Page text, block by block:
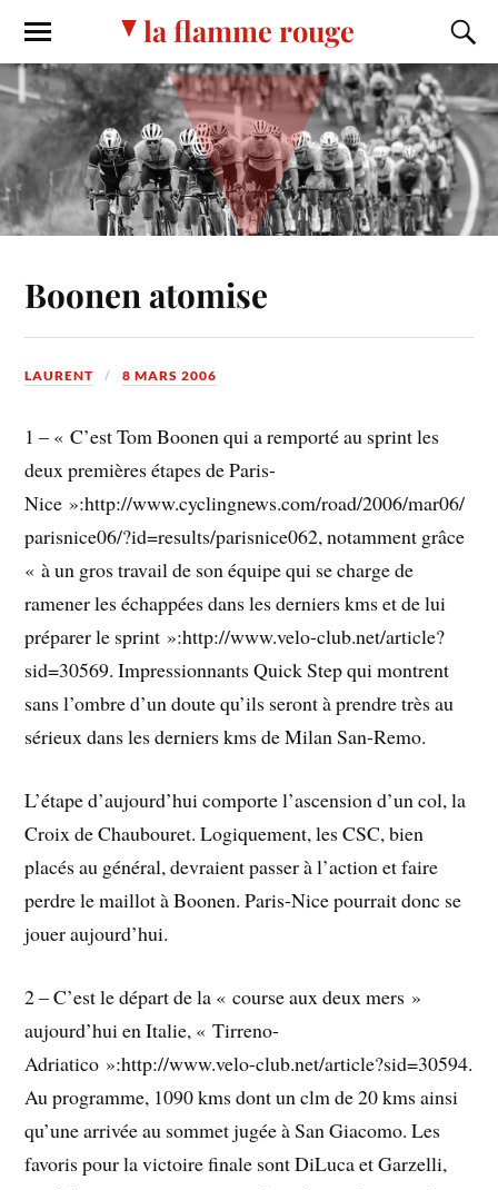
la flamme rouge
Boonen atomise
LAURENT 8 MARS 2006
1 – « C’est Tom Boonen qui a remporté au sprint les
deux premières étapes de Paris-
Nice »:http://www.cyclingnews.com/road/2006/mar06/
parisnice06/?id=results/parisnice062, notamment grâce
« à un gros travail de son équipe qui se charge de
ramener les échappées dans les derniers kms et de lui
préparer le sprint »:http://www.velo-club.net/article?
sid=30569. Impressionnants Quick Step qui montrent
sans l’ombre d’un doute qu’ils seront à prendre très au
sérieux dans les derniers kms de Milan San-Remo.
L’étape d’aujourd’hui comporte l’ascension d’un col, la
Croix de Chaubouret. Logiquement, les CSC, bien
placés au général, devraient passer à l’action et faire
perdre le maillot à Boonen. Paris-Nice pourrait donc se
jouer aujourd’hui.
2 – C’est le départ de la « course aux deux mers »
aujourd’hui en Italie, « Tirreno-
Adriatico »:http://www.velo-club.net/article?sid=30594.
Au programme, 1090 kms dont un clm de 20 kms ainsi
qu’une arrivée au sommet jugée à San Giacomo. Les
favoris pour la victoire finale sont DiLuca et Garzelli,